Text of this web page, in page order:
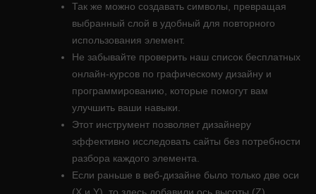
Так же можно создавать символы, превращая
выбранный слой в удобный для повторного
использования элемент.
Не забывайте проверить наш список бесплатных
онлайн-курсов по графическому дизайну и
программированию, которые помогут вам
улучшить ваши навыки.
Этот инструмент позволяет дизайнеру
эффективно исследовать сайты без потребности
разбора каждого элемента.
Если раньше в веб-дизайне было только две оси